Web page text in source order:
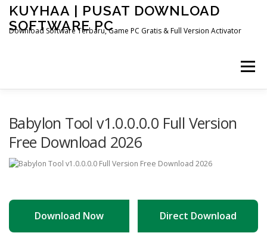
Skip
content
KUYHAA | PUSAT DOWNLOAD
SOFTWARE PC
Download Software Terbaru, Game PC Gratis & Full Version Activator
Menu
Babylon Tool v1.0.0.0.0 Full Version
Free Download 2026
Download Now Direct Download